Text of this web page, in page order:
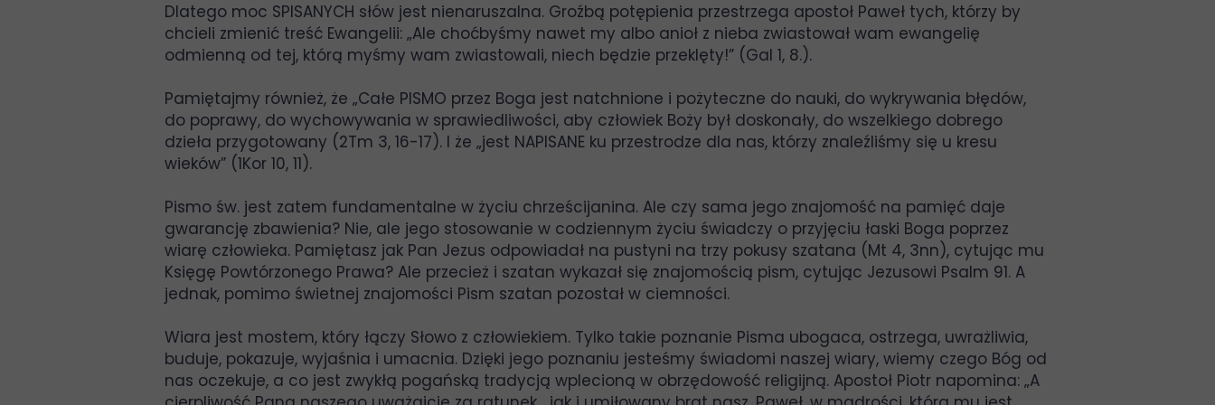
Dlatego moc SPISANYCH słów jest nienaruszalna. Groźbą potępienia przestrzega apostoł Paweł tych, którzy by
chcieli zmienić treść Ewangelii: „Ale choćbyśmy nawet my albo anioł z nieba zwiastował wam ewangelię
odmienną od tej, którą myśmy wam zwiastowali, niech będzie przeklęty!” (Gal 1, 8.).
Pamiętajmy również, że „Całe PISMO przez Boga jest natchnione i pożyteczne do nauki, do wykrywania błędów,
do poprawy, do wychowywania w sprawiedliwości, aby człowiek Boży był doskonały, do wszelkiego dobrego
dzieła przygotowany (2Tm 3, 16-17). I że „jest NAPISANE ku przestrodze dla nas, którzy znaleźliśmy się u kresu
wieków” (1Kor 10, 11).
Pismo św. jest zatem fundamentalne w życiu chrześcijanina. Ale czy sama jego znajomość na pamięć daje
gwarancję zbawienia? Nie, ale jego stosowanie w codziennym życiu świadczy o przyjęciu łaski Boga poprzez
wiarę człowieka. Pamiętasz jak Pan Jezus odpowiadał na pustyni na trzy pokusy szatana (Mt 4, 3nn), cytując mu
Księgę Powtórzonego Prawa? Ale przecież i szatan wykazał się znajomością pism, cytując Jezusowi Psalm 91. A
jednak, pomimo świetnej znajomości Pism szatan pozostał w ciemności.
Wiara jest mostem, który łączy Słowo z człowiekiem. Tylko takie poznanie Pisma ubogaca, ostrzega, uwrażliwia,
buduje, pokazuje, wyjaśnia i umacnia. Dzięki jego poznaniu jesteśmy świadomi naszej wiary, wiemy czego Bóg od
nas oczekuje, a co jest zwykłą pogańską tradycją wplecioną w obrzędowość religijną. Apostoł Piotr napomina: „A